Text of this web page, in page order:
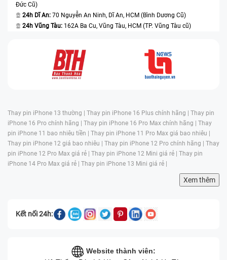
Đức Cũ)
24h Dĩ An: 70 Nguyễn An Ninh, Dĩ An, HCM (Bình Dương Cũ)
24h Vũng Tàu: 162A Ba Cu, Vũng Tàu, HCM (TP. Vũng Tàu cũ)
Thay pin iPhone 13 thường | Thay pin iPhone 16 Plus chính hãng | Thay pin
iPhone 16 Pro chính hãng | Thay pin iPhone 16 Pro Max chính hãng | Thay
pin iPhone 11 bao nhiêu tiền | Thay pin iPhone 11 Pro Max giá bao nhiêu |
Thay pin iPhone 12 giá bao nhiêu | Thay pin iPhone 12 Pro chính hãng | Thay
pin iPhone 12 Pro Max giá rẻ | Thay pin iPhone 12 Mini giá rẻ | Thay pin
iPhone 14 Pro Max giá rẻ | Thay pin iPhone 13 Mini giá rẻ |
Xem thêm
Kết nối 24h:
Website thành viên: